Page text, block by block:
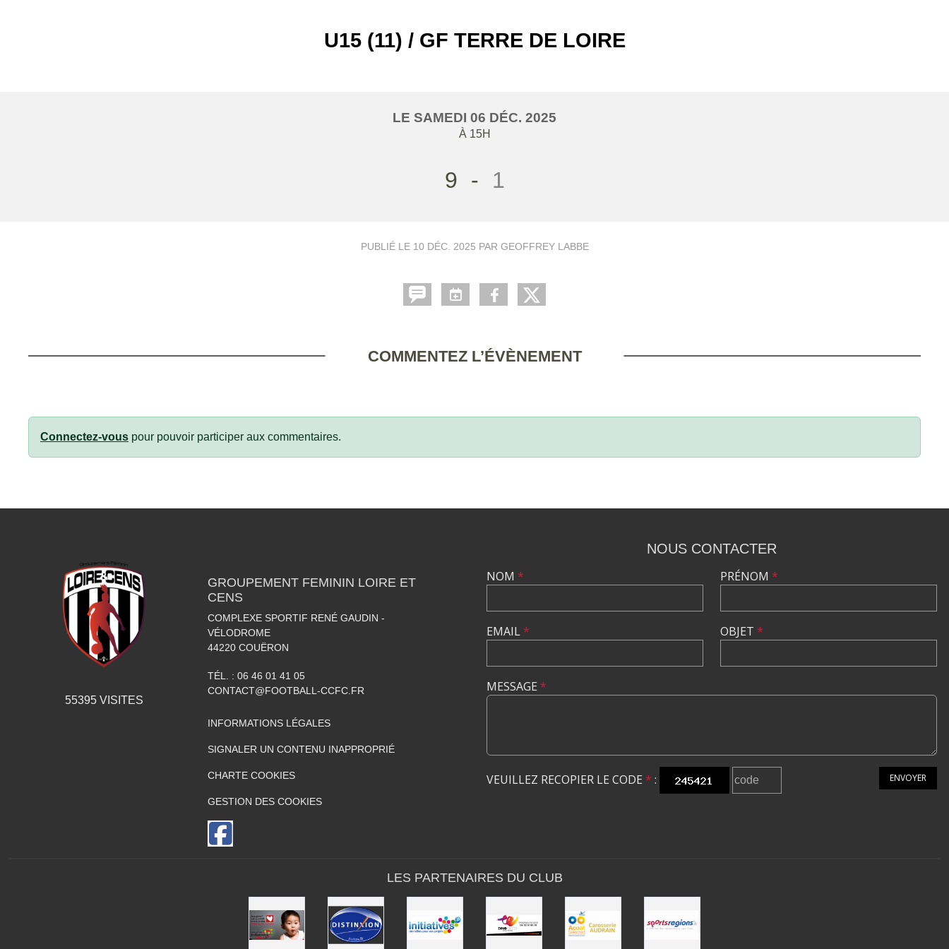
U15 (11) / GF TERRE DE LOIRE
LE SAMEDI 06 DÉC. 2025
À 15H
9 - 1
PUBLIÉ LE 10 DÉC. 2025 PAR GEOFFREY LABBE
COMMENTEZ L’ÉVÈNEMENT
Connectez-vous pour pouvoir participer aux commentaires.
55395VISITES
GROUPEMENT FEMININ LOIRE ET
CENS
COMPLEXE SPORTIF RENÉ GAUDIN -
VÉLODROME
44220 COUËRON
TÉL. : 06 46 01 41 05
CONTACT@FOOTBALL-CCFC.FR
INFORMATIONS LÉGALES
SIGNALER UN CONTENU INAPPROPRIÉ
CHARTE COOKIES
GESTION DES COOKIES
NOUS CONTACTER
NOM *
EMAIL*
PRÉNOM *
OBJET *
MESSAGE *
VEUILLEZ RECOPIER LE CODE * : ENVOYER
LES PARTENAIRES DU CLUB